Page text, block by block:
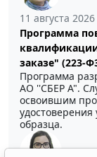
11 августа 2026
Программа
заказе" (223-
Программа
АО ''СБЕР А".
освоившим
удостоверения
образца.